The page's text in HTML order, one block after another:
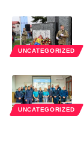
UNCATEGORIZED
UNCATEGORIZED